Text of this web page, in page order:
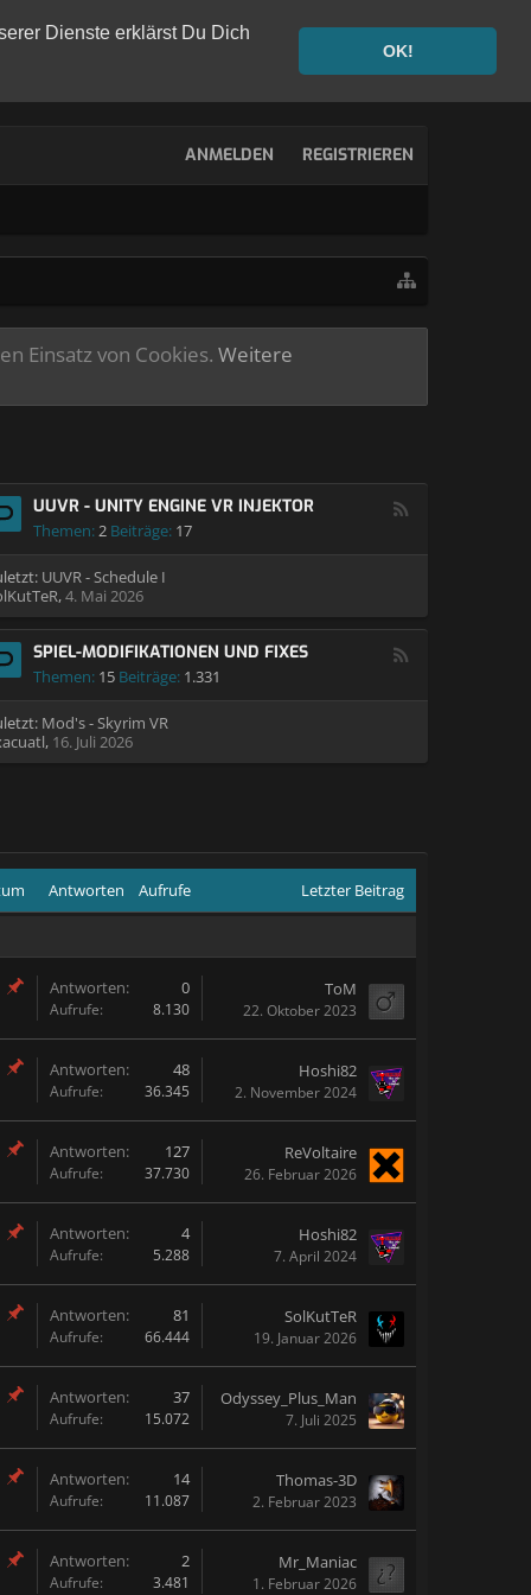
Dienste erklärst Du Dich
OK!
ANMELDEN REGISTRIEREN
Einsatz von Cookies. Weitere
UUVR - UNITY ENGINE VR INJEKTOR
Themen:2 Beiträge: 17
UUVR - Schedule I
,4. Mai 2026
SPIEL-MODIFIKATIONEN UND FIXES
Themen: 15 Beiträge: 1.331
Mod's - Skyrim VR
, 16. Juli 2026
Antworten Aufrufe Letzter Beitrag
Antworten: 0
Aufrufe: 8.130
ToM
22. Oktober 2023
Antworten: 48
Aufrufe: 36.345
Hoshi82
2. November 2024
Antworten: 127
Aufrufe: 37.730
ReVoltaire
26. Februar 2026
Antworten: 4
Aufrufe: 5.288
Hoshi82
7. April 2024
Antworten: 81
Aufrufe: 66.444
SolKutTeR
19. Januar 2026
Antworten: 37
Aufrufe: 15.072
Odyssey_Plus_Man
7. Juli 2025
Antworten: 14
Aufrufe: 11.087
Thomas-3D
2. Februar 2023
Antworten: 2
Aufrufe: 3.481
Mr_Maniac
1. Februar 2026